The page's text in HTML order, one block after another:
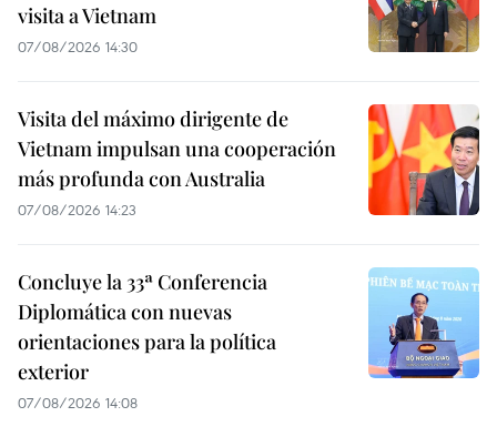
visita a Vietnam
07/08/2026 14:30
Visita del máximo dirigente de
Vietnam impulsan una cooperación
más profunda con Australia
07/08/2026 14:23
Concluye la 33ª Conferencia
Diplomática con nuevas
orientaciones para la política
exterior
07/08/2026 14:08